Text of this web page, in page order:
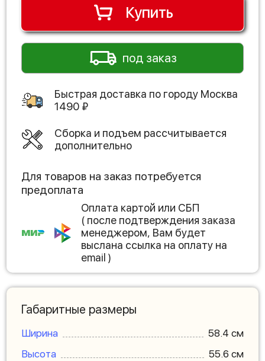
Купить
под заказ
Быстрая доставка по городу Москва
1490 ₽
Сборка и подъем рассчитывается
дополнительно
Для товаров на заказ потребуется
предоплата
Оплата картой или СБП
( после подтверждения заказа
менеджером, Вам будет
выслана ссылка на оплату на
email )
Габаритные размеры
Ширина
58.4 см
Высота
55.6 см